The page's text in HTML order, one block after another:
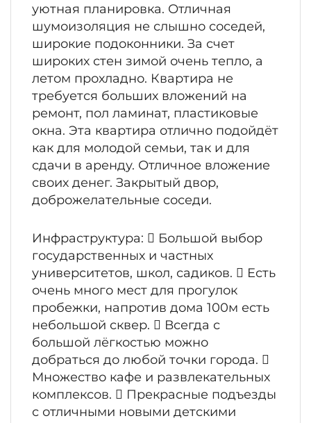
уютная планировка. Отличная
шумоизоляция не слышно соседей,
широкие подоконники. За счет
широких стен зимой очень тепло, а
летом прохладно. Квартира не
требуется больших вложений на
ремонт, пол ламинат, пластиковые
окна. Эта квартира отлично подойдёт
как для молодой семьи, так и для
сдачи в аренду. Отличное вложение
своих денег. Закрытый двор,
доброжелательные соседи.
Инфраструктура:  Большой выбор
государственных и частных
университетов, школ, садиков.  Есть
очень много мест для прогулок
пробежки, напротив дома 100м есть
небольшой сквер.  Всегда с
большой лёгкостью можно
добраться до любой точки города. 
Множество кафе и развлекательных
комплексов.  Прекрасные подъезды
с отличными новыми детскими